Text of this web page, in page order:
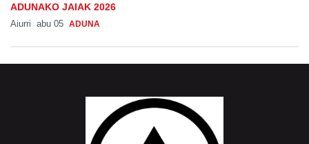
ADUNAKO JAIAK 2026
Aiurri abu 05 ADUNA